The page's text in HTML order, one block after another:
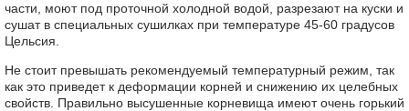
части, моют под проточной холодной водой, разрезают на куски и
сушат в специальных сушилках при температуре 45-60 градусов
Цельсия.
Не стоит превышать рекомендуемый температурный режим, так
как это приведет к деформации корней и снижению их целебных
свойств. Правильно высушенные корневища имеют очень горький